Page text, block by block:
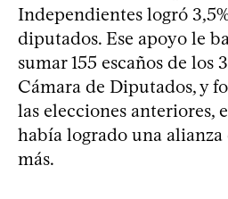
Independientes logró
diputados. Ese apoyo le
sumar 155 escaños de los
Cámara de Diputados, y
las elecciones
había logrado una alianza
más.